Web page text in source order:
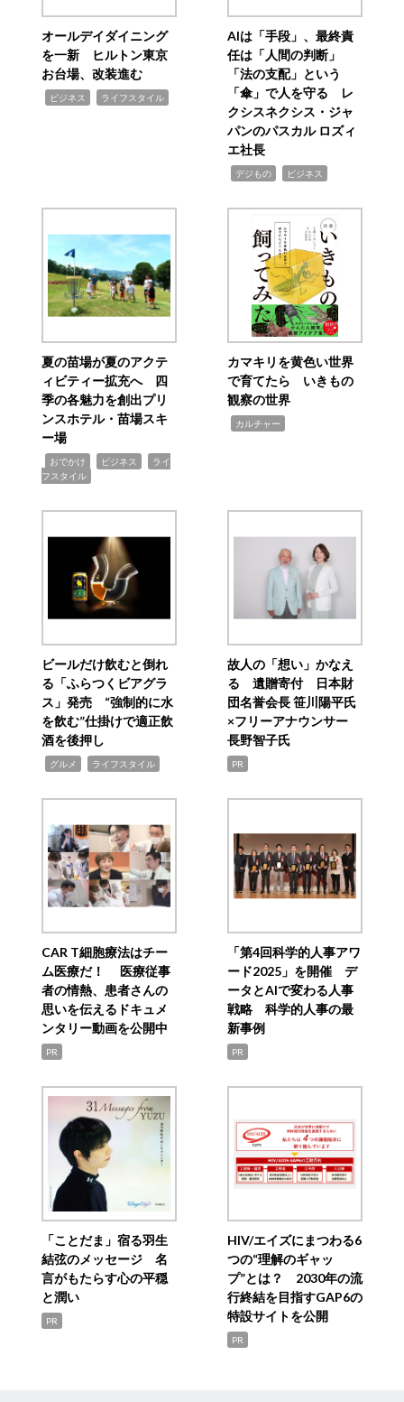
オールデイダイニング
を一新 ヒルトン東京
お台場、改装進む
ビジネス ライフスタイル
AIは「手段」、最終責
任は「人間の判断」
「法の支配」という
「傘」で人を守る レ
クシスネクシス・ジャ
パンのパスカル ロズィ
エ社長
デジもの ビジネス
夏の苗場が夏のアクテ
ィビティー拡充へ 四
季の各魅力を創出プリ
ンスホテル・苗場スキ
ー場
おでかけ ビジネス
ライ
フスタイル
カマキリを黄色い世界
で育てたら いきもの
観察の世界
カルチャー
ビールだけ飲むと倒れ
る「ふらつくビアグラ
ス」発売 “強制的に水
を飲む”仕掛けで適正飲
酒を後押し
グルメ ライフスタイル
故人の「想い」かなえ
る 遺贈寄付 日本財
団名誉会長 笹川陽平氏
×フリーアナウンサー
長野智子氏
PR
CAR T細胞療法はチー
ム医療だ！ 医療従事
者の情熱、患者さんの
思いを伝えるドキュメ
ンタリー動画を公開中
PR
「第4回科学的人事アワ
ード2025」を開催 デ
ータとAIで変わる人事
戦略 科学的人事の最
新事例
PR
「ことだま」宿る羽生
結弦のメッセージ 名
言がもたらす心の平穏
と潤い
PR
HIV/エイズにまつわる6
つの“理解のギャッ
プ”とは？ 2030年の流
行終結を目指すGAP6の
特設サイトを公開
PR